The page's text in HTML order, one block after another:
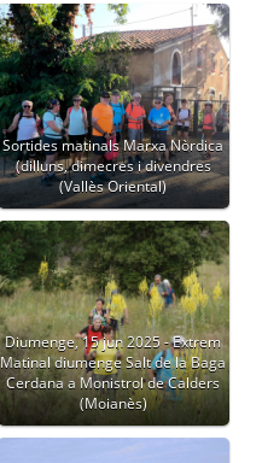
Sortides matinals Marxa Nòrdica
(dilluns, dimecres i divendres
(Vallès Oriental)
Diumenge, 15 jun 2025 - Extrem
Matinal diumenge Salt de la Baga
Cerdana a Monistrol de Calders
(Moianès)